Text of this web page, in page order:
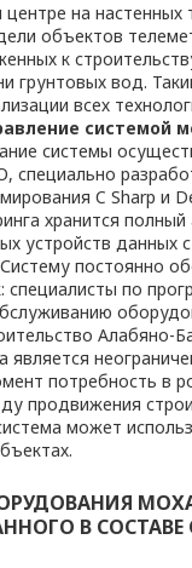
на настенных
объектов
к
грунтовых вод.
всех
системой
системы
специально
C Sharp и
хранится
устройств данных
постоянно
специалисты по
Алабяно-
является
потребность в
продвижения
может
В